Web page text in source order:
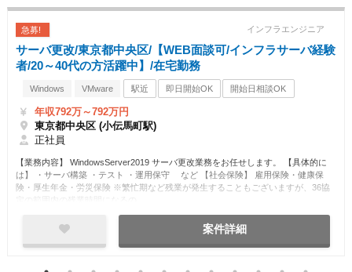
サーバ更改/東京都中央区/【WEB面談可/インフラサーバ経験
者/20～40代の方活躍中】/在宅勤務
急募! インフラエンジニア
Windows VMware 駅近 即日開始OK 開始日相談OK
土日休み 正社員 急募
年収792万～792万円
東京都中央区 (小伝馬町駅)
正社員
【業務内容】 WindowsServer2019 サーバ更改業務をお任せします。 【具体的に
は】 ・サーバ構築 ・テスト ・運用保守 など 【社会保険】 雇用保険・健康保
険・厚生年金・労災保険 ※繁忙期など残業が発生することもございますが、36協
案件詳細